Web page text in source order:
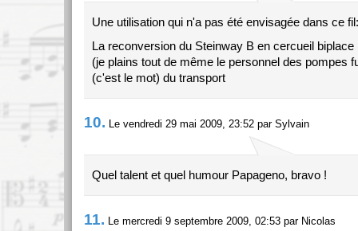
Une utilisation qui n'a pas été envisagée dans ce fil:
La reconversion du Steinway B en cercueil biplace
(je plains tout de même le personnel des pompes
(c'est le mot) du transport
10. Le vendredi 29 mai 2009, 23:52 par Sylvain
Quel talent et quel humour Papageno, bravo !
11. Le mercredi 9 septembre 2009, 02:53 par Nicolas